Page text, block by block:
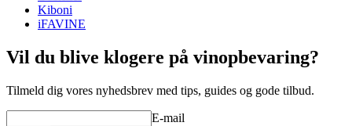
Kiboni
iFAVINE
Vil du blive klogere på vinopbevaring?
Tilmeld dig vores nyhedsbrev med tips, guides og gode tilbud.
E-mail